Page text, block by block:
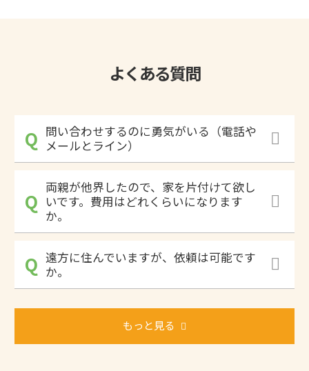
よくある質問
問い合わせするのに勇気がいる（電話や
メールとライン）
両親が他界したので、家を片付けて欲し
いです。費用はどれくらいになります
か。
遠方に住んでいますが、依頼は可能です
か。
もっと見る